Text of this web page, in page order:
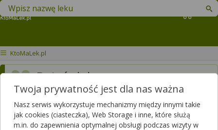
Koszyk
Znajdź lek w swojej okolicy
KtoMaLek.pl
Dzień dobry, mam roczne
dziecko zalergiąna białka
mleka krowiego. Odkąd
odstawiłam je od piersi
Twoja prywatność jest dla nas ważna
Nasz serwis wykorzystuje mechanizmy między innymi takie
jak cookies (ciasteczka), Web Storage i inne, które służą
m.in. do zapewnienia optymalnej obsługi podczas wizyty w